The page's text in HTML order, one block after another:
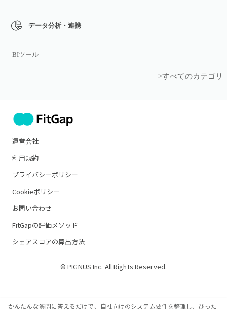
データ分析・連携
BIツール
>すべてのカテゴリ
運営会社
利用規約
プライバシーポリシー
Cookieポリシー
お問い合わせ
FitGapの評価メソッド
シェアスコアの算出方法
© PIGNUS Inc. All Rights Reserved.
かんたんな質問に答えるだけで、自社向けのシステム要件を整理し、ぴった